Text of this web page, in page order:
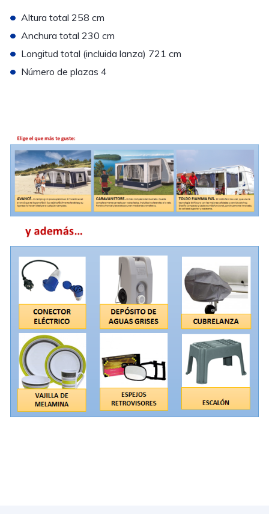
• Altura total 258 cm
• Anchura total 230 cm
• Longitud total (incluida lanza) 721 cm
• Número de plazas 4